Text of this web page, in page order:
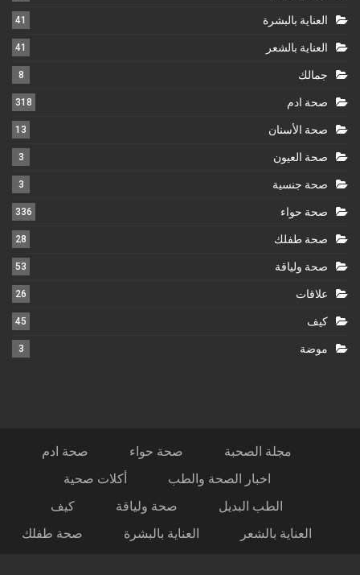
العناية بالبشرة 41
العناية بالشعر 41
جمالك 8
صحة ادم 318
صحة الأسنان 13
صحة العيون 3
صحة جنسية 3
صحة حواء 336
صحة طفلك 28
صحة ولياقة 53
علاقات 26
كيف 45
موضة 3
مجلة الصحبة صحة حواء
صحة ادم
اخبار الصحة والطب
أكلات صحية
الطب البديل
صحة ولياقة
كيف
العناية بالشعر
العناية بالبشرة صحة طفلك